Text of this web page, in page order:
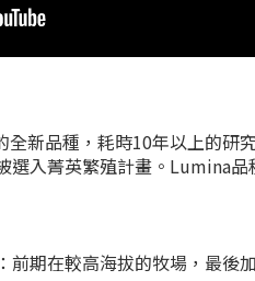
新品種，耗時10年以上的研
選入菁英繁殖計畫。Lumina
期在較高海拔的牧場，最